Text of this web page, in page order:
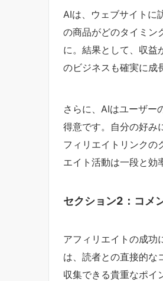
AIは、ウェブサイトに
の商品がどのタイミン
に。結果として、収益
のビジネスも確実に成
さらに、AIはユーザー
得意です。自分の好み
フィリエイトリンクの
エイト活動は一段と効
セクション2：コメ
アフィリエイトの成功
は、読者との直接的な
収集できる貴重なポイ